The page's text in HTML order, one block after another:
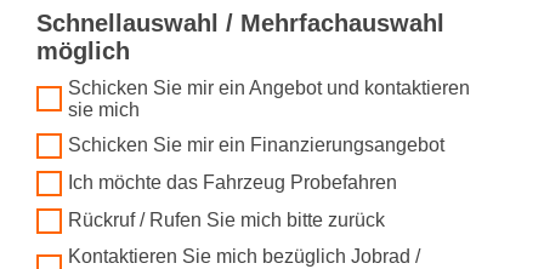
Schnellauswahl / Mehrfachauswahl
möglich
Schicken Sie mir ein Angebot und kontaktieren
sie mich
Schicken Sie mir ein Finanzierungsangebot
Ich möchte das Fahrzeug Probefahren
Rückruf / Rufen Sie mich bitte zurück
Kontaktieren Sie mich bezüglich Jobrad /